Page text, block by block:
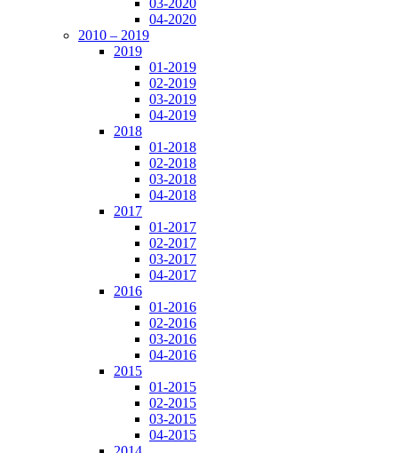
03-2020
04-2020
2010 – 2019
2019
01-2019
02-2019
03-2019
04-2019
2018
01-2018
02-2018
03-2018
04-2018
2017
01-2017
02-2017
03-2017
04-2017
2016
01-2016
02-2016
03-2016
04-2016
2015
01-2015
02-2015
03-2015
04-2015